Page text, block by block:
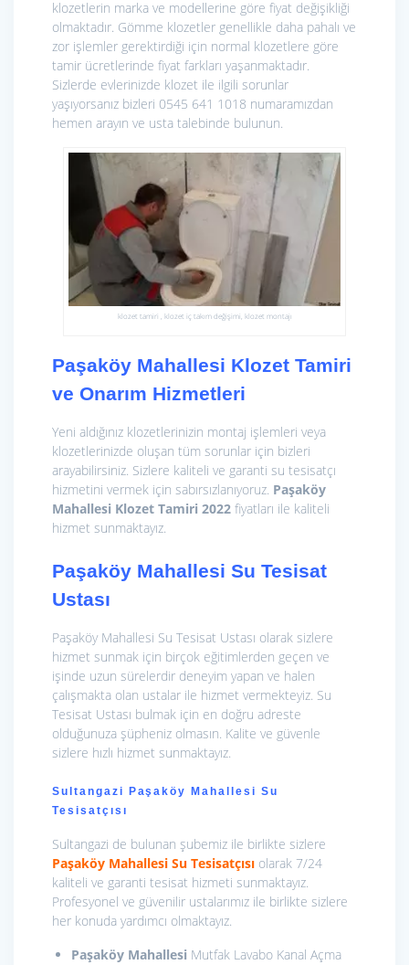
klozetlerin marka ve modellerine göre fiyat değişikliği
olmaktadır. Gömme klozetler genellikle daha pahalı ve
zor işlemler gerektirdiği için normal klozetlere göre
tamir ücretlerinde fiyat farkları yaşanmaktadır.
Sizlerde evlerinizde klozet ile ilgili sorunlar
yaşıyorsanız bizleri 0545 641 1018 numaramızdan
hemen arayın ve usta talebinde bulunun.
klozet tamiri , klozet iç takım değişimi, klozet montajı
Paşaköy Mahallesi Klozet Tamiri
ve Onarım Hizmetleri
Yeni aldığınız klozetlerinizin montaj işlemleri veya
klozetlerinizde oluşan tüm sorunlar için bizleri
arayabilirsiniz. Sizlere kaliteli ve garanti su tesisatçı
hizmetini vermek için sabırsızlanıyoruz. Paşaköy
Mahallesi Klozet Tamiri 2022 fiyatları ile kaliteli
hizmet sunmaktayız.
Paşaköy Mahallesi Su Tesisat
Ustası
Paşaköy Mahallesi Su Tesisat Ustası olarak sizlere
hizmet sunmak için birçok eğitimlerden geçen ve
işinde uzun sürelerdir deneyim yapan ve halen
çalışmakta olan ustalar ile hizmet vermekteyiz. Su
Tesisat Ustası bulmak için en doğru adreste
olduğunuza şüpheniz olmasın. Kalite ve güvenle
sizlere hızlı hizmet sunmaktayız.
Sultangazi Paşaköy Mahallesi Su
Tesisatçısı
Sultangazi de bulunan şubemiz ile birlikte sizlere
Paşaköy Mahallesi Su Tesisatçısı olarak 7/24
kaliteli ve garanti tesisat hizmeti sunmaktayız.
Profesyonel ve güvenilir ustalarımız ile birlikte sizlere
her konuda yardımcı olmaktayız.
Paşaköy Mahallesi Mutfak Lavabo Kanal Açma